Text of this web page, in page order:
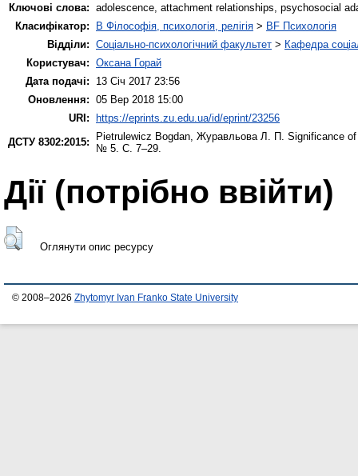
Ключові слова: adolescence, attachment relationships, psychosocial
Класифікатор:
B Філософія, психологія, релігія > BF Психологія
Відділи: Соціально-психологічний факультет > Кафедра
Користувач: Оксана Горай
Дата подачі:
13 Січ 2017 23:56
Оновлення: 05 Вер 2018 15:00
URI: https://eprints.zu.edu.ua/id/eprint/23256
ДСТУ 8302:2015:
Pietrulewicz Bogdan Журавльова Л. П. Significance
№ 5. С. 7–29.
Дії ​​(потрібно ввійти)
Оглянути опис ресурсу
© 2008–2026 Zhytomyr Ivan Franko State University